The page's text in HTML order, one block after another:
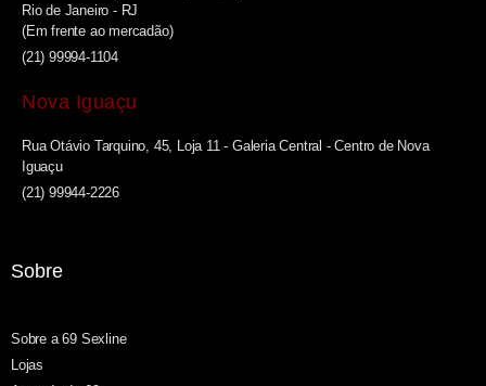
Rio de Janeiro - RJ
(Em frente ao mercadão)
(21) 99994-1104
Nova Iguaçu
Rua Otávio Tarquino, 45, Loja 11 - Galeria Central - Centro de Nova
Iguaçu
(21) 99944-2226
Sobre
Sobre a 69 Sexline
Lojas